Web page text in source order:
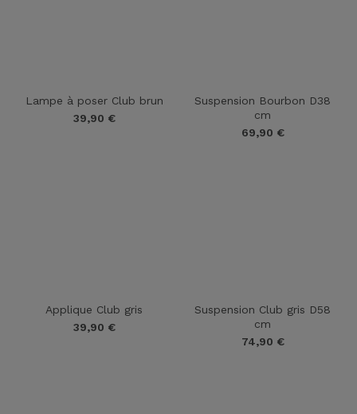
Lampe à poser Club brun
39,90 €
Suspension Bourbon D38
cm
69,90 €
Applique Club gris
39,90 €
Suspension Club gris D58
cm
74,90 €